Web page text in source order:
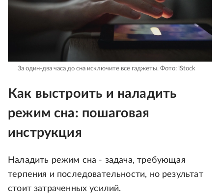
За один-два часа до сна исключите все гаджеты. Фото: iStock
Как выстроить и наладить
режим сна: пошаговая
инструкция
Наладить режим сна - задача, требующая
терпения и последовательности, но результат
стоит затраченных усилий.